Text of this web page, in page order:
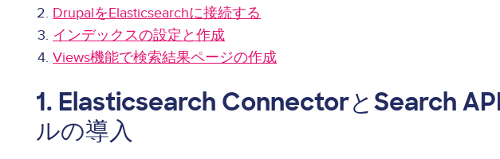
DrupalをElasticsearchに接続する
インデックスの設定と作成
Views機能で検索結果ページの作成
1. Elasticsearch ConnectorとSearch
ルの導入